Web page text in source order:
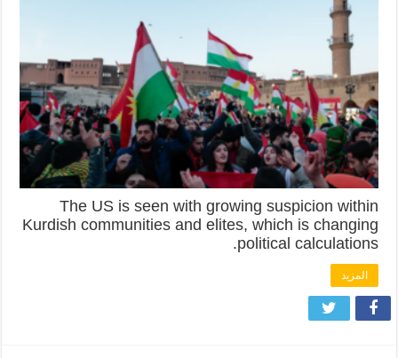
The US is seen with growing suspicion within
Kurdish communities and elites, which is changing
political calculations.
المزيد